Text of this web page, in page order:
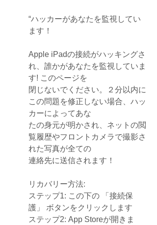
“ハッカーがあなたを監視してい
ます！
Apple iPadの接続がハッキングさ
れ、誰かがあなたを監視していま
す! このページを
閉じないでください。２分以内に
この問題を修正しない場合、ハッ
カーによってあな
たの身元が明かされ、ネットの閲
覧履歴やフロントカメラで撮影さ
れた写真が全ての
連絡先に送信されます！
リカバリー方法:
ステップ1: この下の 「接続保
護」 ボタンをクリックします
ステップ2: App Storeが開きま